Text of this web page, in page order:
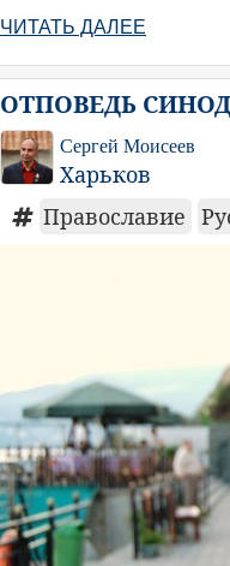
ЧИТАТЬ ДАЛЕЕ
ОТПОВЕДЬ
Сергей Моисеев
Харьков
Православие